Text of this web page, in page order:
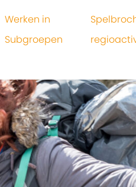
Werken in
Subgroepen